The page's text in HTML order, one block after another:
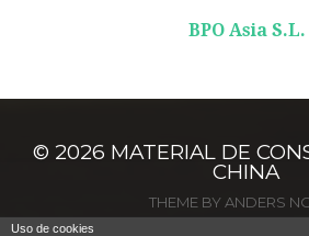
BPO Asia S.L.
© 2026 MATERIAL DE
CHINA
THEME BYANDERS
Uso de cookies